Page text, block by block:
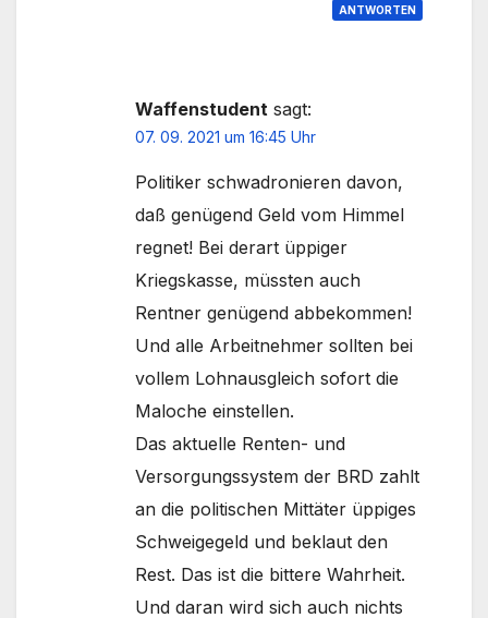
ANTWORTEN
Waffenstudent sagt:
07. 09. 2021 um 16:45 Uhr
Politiker schwadronieren davon,
daß genügend Geld vom Himmel
regnet! Bei derart üppiger
Kriegskasse, müssten auch
Rentner genügend abbekommen!
Und alle Arbeitnehmer sollten bei
vollem Lohnausgleich sofort die
Maloche einstellen.
Das aktuelle Renten- und
Versorgungssystem der BRD zahlt
an die politischen Mittäter üppiges
Schweigegeld und beklaut den
Rest. Das ist die bittere Wahrheit.
Und daran wird sich auch nichts